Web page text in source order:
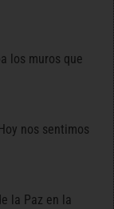
los muros que
nos sentimos
la Paz en la